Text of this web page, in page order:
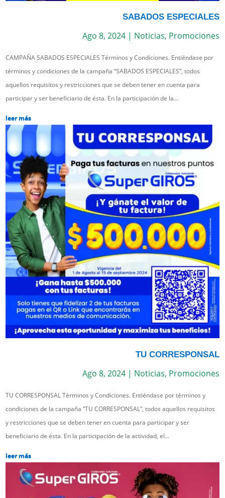
SABADOS ESPECIALES
Ago 8, 2024| Noticias, Promociones
CAMPAÑA SABADOS ESPECIALES Términos y Condiciones. Entiéndase por
términos y condiciones de la campaña “SABADOS ESPECIALES”, todos
aquellos requisitos y restricciones que se deben tener en cuenta para
participar y ser beneficiario de ésta. En la participación de la...
leer más
TU CORRESPONSAL
Ago 8, 2024| Noticias, Promociones
TU CORRESPONSAL Términos y Condiciones. Entiéndase por términos y
condiciones de la campaña “TU CORRESPONSAL”, todos aquellos requisitos
y restricciones que se deben tener en cuenta para participar y ser
beneficiario de ésta. En la participación de la actividad, el...
leer más